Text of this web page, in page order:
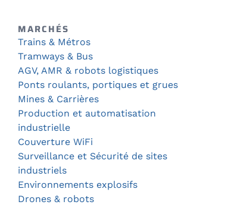
MARCHÉS
Trains & Métros
Tramways & Bus
AGV, AMR & robots logistiques
Ponts roulants, portiques et grues
Mines & Carrières
Production et automatisation
industrielle
Couverture WiFi
Surveillance et Sécurité de sites
industriels
Environnements explosifs
Drones & robots